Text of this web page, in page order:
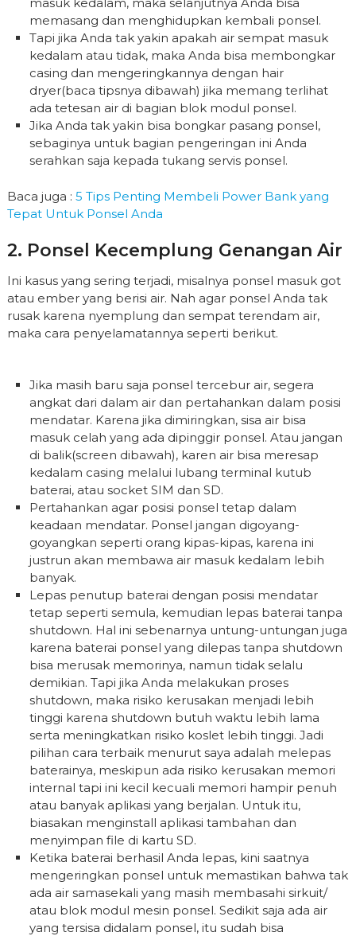
memasang dan menghidupkan kembali ponsel.
Tapi jika Anda tak yakin apakah air sempat masuk
kedalam atau tidak, maka Anda bisa membongkar
casing dan mengeringkannya dengan hair
dryer(baca tipsnya dibawah) jika memang terlihat
ada tetesan air di bagian blok modul ponsel.
Jika Anda tak yakin bisa bongkar pasang ponsel,
sebaginya untuk bagian pengeringan ini Anda
serahkan saja kepada tukang servis ponsel.
Baca juga : 5 Tips Penting Membeli Power Bank yang
Tepat Untuk Ponsel Anda
2. Ponsel Kecemplung Genangan Air
Ini kasus yang sering terjadi, misalnya ponsel masuk got
atau ember yang berisi air. Nah agar ponsel Anda tak
rusak karena nyemplung dan sempat terendam air,
maka cara penyelamatannya seperti berikut.
Jika masih baru saja ponsel tercebur air, segera
angkat dari dalam air dan pertahankan dalam posisi
mendatar. Karena jika dimiringkan, sisa air bisa
masuk celah yang ada dipinggir ponsel. Atau jangan
di balik(screen dibawah), karen air bisa meresap
kedalam casing melalui lubang terminal kutub
baterai, atau socket SIM dan SD.
Pertahankan agar posisi ponsel tetap dalam
keadaan mendatar. Ponsel jangan digoyang-
goyangkan seperti orang kipas-kipas, karena ini
justrun akan membawa air masuk kedalam lebih
banyak.
Lepas penutup baterai dengan posisi mendatar
tetap seperti semula, kemudian lepas baterai tanpa
shutdown. Hal ini sebenarnya untung-untungan juga
karena baterai ponsel yang dilepas tanpa shutdown
bisa merusak memorinya, namun tidak selalu
demikian. Tapi jika Anda melakukan proses
shutdown, maka risiko kerusakan menjadi lebih
tinggi karena shutdown butuh waktu lebih lama
serta meningkatkan risiko koslet lebih tinggi. Jadi
pilihan cara terbaik menurut saya adalah melepas
baterainya, meskipun ada risiko kerusakan memori
internal tapi ini kecil kecuali memori hampir penuh
atau banyak aplikasi yang berjalan. Untuk itu,
biasakan menginstall aplikasi tambahan dan
menyimpan file di kartu SD.
Ketika baterai berhasil Anda lepas, kini saatnya
mengeringkan ponsel untuk memastikan bahwa tak
ada air samasekali yang masih membasahi sirkuit/
atau blok modul mesin ponsel. Sedikit saja ada air
yang tersisa didalam ponsel, itu sudah bisa